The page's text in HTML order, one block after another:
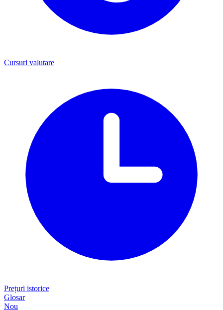
Cursuri valutare
Prețuri istorice
Glosar
Nou